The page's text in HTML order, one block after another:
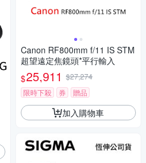
Canon RF800mm f/11 IS STM
超望遠定焦鏡頭*平行輸入
$25,911 $27,274
限時下殺
券 贈品
加入購物車